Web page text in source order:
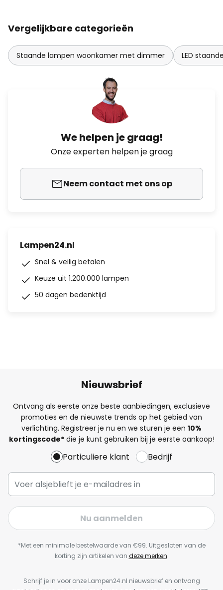
Vergelijkbare categorieën
Staande lampen woonkamer met dimmer LED
We helpen je graag!
Onze experten helpen je graag
Neem contact met ons op
Lampen24.nl
Snel & veilig betalen
Keuze uit 1.200.000 lampen
50 dagen bedenktijd
Nieuwsbrief
Ontvang als eerste onze beste aanbiedingen, exclusieve
promoties en de nieuwste trends op het gebied van
verlichting. Registreer je nu en we sturen je een 10%
kortingscode*die je kunt gebruiken bij je eerste aankoop!
Particuliere klant Bedrijf
Nu aanmelden
*Met een minimale bestelwaarde van €99. Uitgesloten van de
korting zijn artikelen van deze merken.
Schrijf je in voor onze Lampen24.nl nieuwsbrief en ontvang